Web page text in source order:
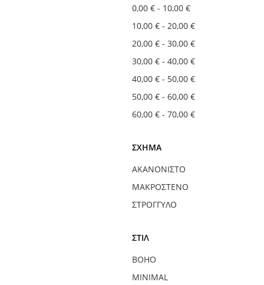
0,00 € - 10,00 €
10,00 € - 20,00 €
20,00 € - 30,00 €
30,00 € - 40,00 €
40,00 € - 50,00 €
50,00 € - 60,00 €
60,00 € - 70,00 €
ΣΧΉΜΑ
ΑΚΑΝΌΝΙΣΤΟ
ΜΑΚΡΌΣΤΕΝΟ
ΣΤΡΟΓΓΥΛΌ
ΣΤΊΛ
BOHO
MINIMAL